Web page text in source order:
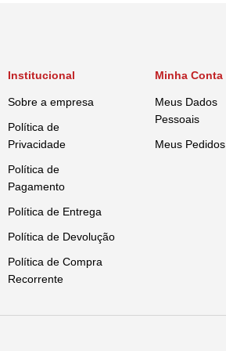
Institucional
Sobre a empresa
Política de
Privacidade
Política de
Pagamento
Política de Entrega
Política de Devolução
Política de Compra
Recorrente
Minha Conta
Meus Dados
Pessoais
Meus Pedidos